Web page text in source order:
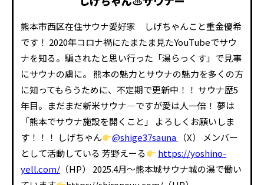
熊本市西区在住サウナ愛好家 しげちゃんこと重金優希
です！ 2020年コロナ禍にたまたま見たYouTubeでサウ
ナを知る。騙されたと思い行った「湯らっくす」で見事
にサウナの虜に。 熊本の魅力とサウナの魅力を多くの方
に知ってもらうために、不定期で更新中！！ サウナ歴5
年目。まだまだ新米サウナ―ですが愛は人一倍！ 夢は
「熊本でサウナ施設を開くこと」 よろしくお願いしま
す！！！ しげちゃん
@shige37sauna
（X） メンバー
として活動している 芳野えーる
https://yoshino-
yell.com/ （HP） 2025.4月～熊本城サウナ城の湯で働い